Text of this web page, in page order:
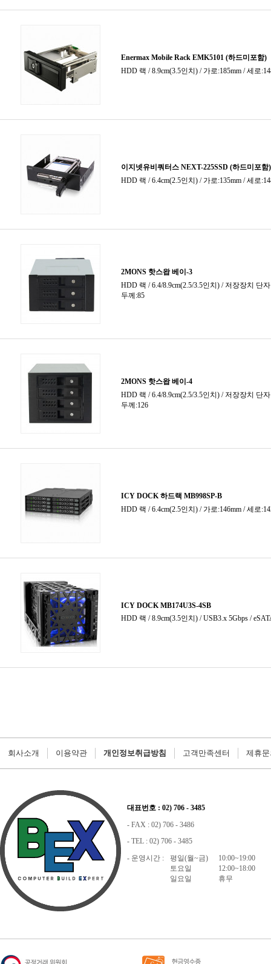
회사소개 이용약관 개인정보취급방침 고객만족센터 제휴
대표번호 : 02) 706 - 3485
- FAX : 02) 706 - 3486
- TEL : 02) 706 - 3485
- 운영시간 :
평일(월~금)
10:00~19:00
토요일
12:00~18:00
일요일
휴무